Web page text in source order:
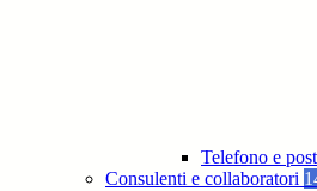
Telefono e
Consulenti e collaboratori